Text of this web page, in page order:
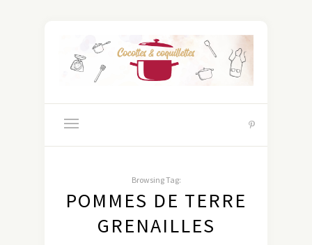
Browsing Tag:
POMMES DE TERRE
GRENAILLES